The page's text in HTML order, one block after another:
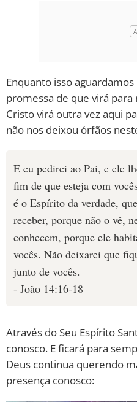
Enquanto isso
promessa de que virá para
Cristo virá outra vez aqui
não nos deixou órfãos
E eu pedirei ao Pai, e ele
fim de que esteja com
é o Espírito da verdade,
receber, porque não o vê,
conhecem, porque ele
vocês. Não deixarei que
junto de vocês.
- João 14:16-18
Através do Seu Espírito
conosco. E ficará para
Deus continua querendo
presença conosco: